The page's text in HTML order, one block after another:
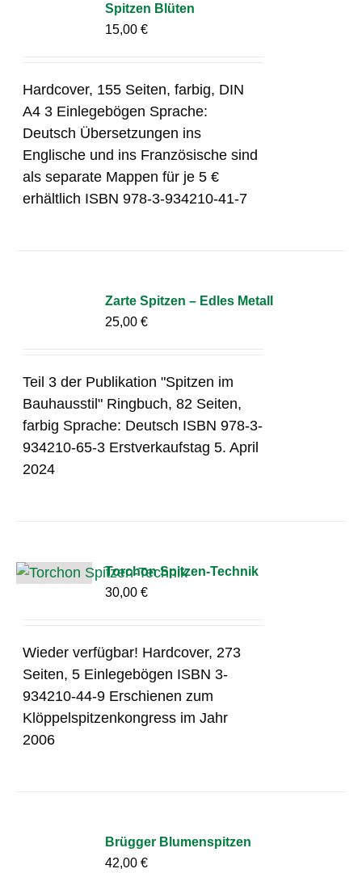
Spitzen Blüten
15,00€
Hardcover, 155 Seiten, farbig, DIN
A4 3 Einlegebögen Sprache:
Deutsch Übersetzungen ins
Englische und ins Französische sind
als separate Mappen für je 5 €
erhältlich ISBN 978-3-934210-41-7
Zarte Spitzen – Edles Metall
25,00€
Teil 3 der Publikation "Spitzen im
Bauhausstil" Ringbuch, 82 Seiten,
farbig Sprache: Deutsch ISBN 978-3-
934210-65-3 Erstverkaufstag 5. April
2024
Torchon Spitzen-Technik
30,00€
Wieder verfügbar! Hardcover, 273
Seiten, 5 Einlegebögen ISBN 3-
934210-44-9 Erschienen zum
Klöppelspitzenkongress im Jahr
2006
Brügger Blumenspitzen
42,00€